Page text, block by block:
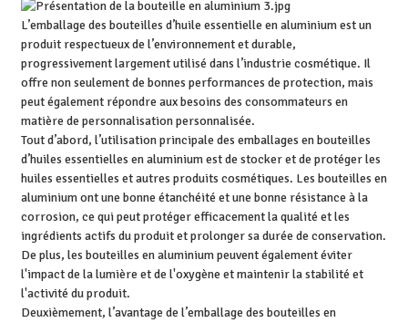
L’emballage des bouteilles d’huile essentielle en aluminium est un
produit respectueux de l’environnement et durable,
progressivement largement utilisé dans l’industrie cosmétique. Il
offre non seulement de bonnes performances de protection, mais
peut également répondre aux besoins des consommateurs en
matière de personnalisation personnalisée.
Tout d’abord, l’utilisation principale des emballages en bouteilles
d’huiles essentielles en aluminium est de stocker et de protéger les
huiles essentielles et autres produits cosmétiques. Les bouteilles en
aluminium ont une bonne étanchéité et une bonne résistance à la
corrosion, ce qui peut protéger efficacement la qualité et les
ingrédients actifs du produit et prolonger sa durée de conservation.
De plus, les bouteilles en aluminium peuvent également éviter
l'impact de la lumière et de l'oxygène et maintenir la stabilité et
l'activité du produit.
Deuxièmement, l’avantage de l’emballage des bouteilles en